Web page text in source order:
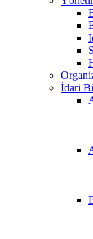
İdari